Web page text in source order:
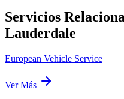
Servicios
Lauderdale
European Vehicle Service
Ver Más